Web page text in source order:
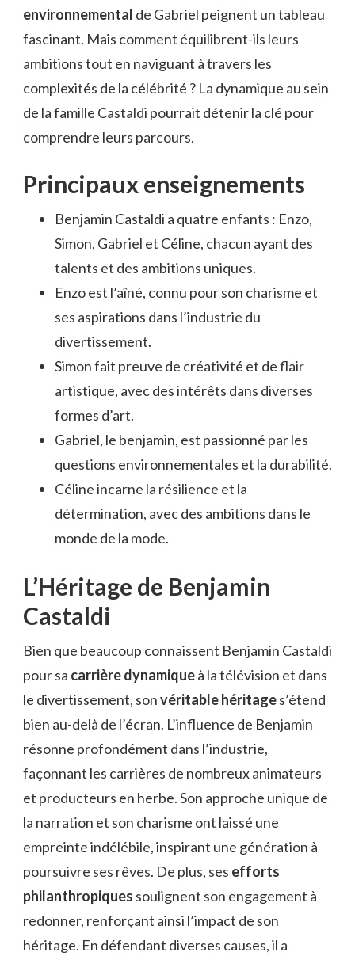
environnemental de Gabriel peignent un tableau
fascinant. Mais comment équilibrent-ils leurs
ambitions tout en naviguant à travers les
complexités de la célébrité ? La dynamique au sein
de la famille Castaldi pourrait détenir la clé pour
comprendre leurs parcours.
Principaux enseignements
Benjamin Castaldi a quatre enfants : Enzo,
Simon, Gabriel et Céline, chacun ayant des
talents et des ambitions uniques.
Enzo est l’aîné, connu pour son charisme et
ses aspirations dans l’industrie du
divertissement.
Simon fait preuve de créativité et de flair
artistique, avec des intérêts dans diverses
formes d’art.
Gabriel, le benjamin, est passionné par les
questions environnementales et la durabilité.
Céline incarne la résilience et la
détermination, avec des ambitions dans le
monde de la mode.
L’Héritage de Benjamin
Castaldi
Bien que beaucoup connaissent Benjamin Castaldi
pour sa carrière dynamiqueà la télévision et dans
le divertissement, sonvéritable héritages’étend
bien au-delà de l’écran. L’influence de Benjamin
résonne profondément dans l’industrie,
façonnant les carrières de nombreux animateurs
et producteurs en herbe. Son approche unique de
la narration et son charisme ont laissé une
empreinte indélébile, inspirant une génération à
poursuivre ses rêves. De plus, ses efforts
philanthropiques soulignent son engagement à
redonner, renforçant ainsi l’impact de son
héritage. En défendant diverses causes, il a